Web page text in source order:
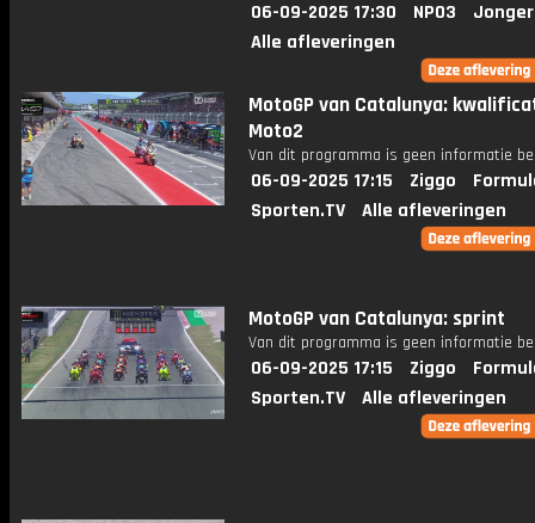
06-09-2025 17:30 NPO3
Alle afleveringen
MotoGP van Catalunya:
Moto2
Van dit programma is geen informatie
06-09-2025 17:15 Ziggo
Sporten.TV
Alle afleveringen
MotoGP van Catalunya: sprint
Van dit programma is geen informatie
06-09-2025 17:15 Ziggo
Sporten.TV
Alle afleveringen